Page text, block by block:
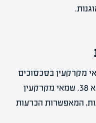
מקרקעין בסכסוכים
בין בעלי דירות ובפרויקטים של תמ"א 38. שמאי מקרקעין
המאפשרות הכרעות